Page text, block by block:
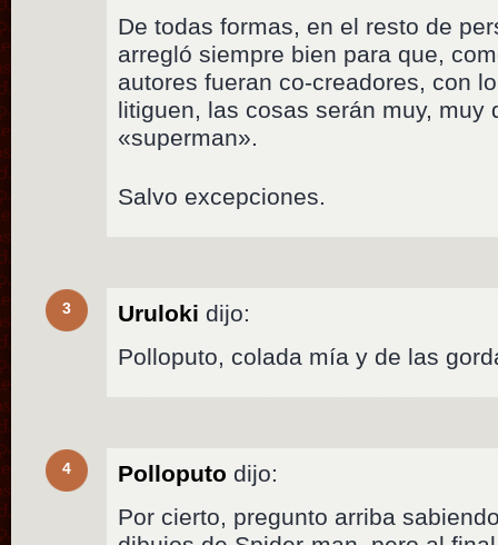
De todas formas, en el resto de
arregló siempre bien para que,
autores fueran co-creadores, con
litiguen, las cosas serán muy, muy
«superman».
Salvo excepciones.
3 Uruloki dijo:
Polloputo, colada mía y de las
4 Polloputo dijo:
Por cierto, pregunto arriba